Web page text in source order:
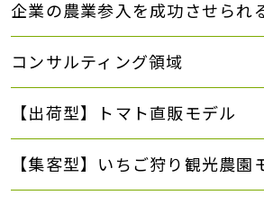
企業の農業参入を成功させられ
コンサルティング領域
【出荷型】トマト直販モデル
【集客型】いちご狩り観光農園